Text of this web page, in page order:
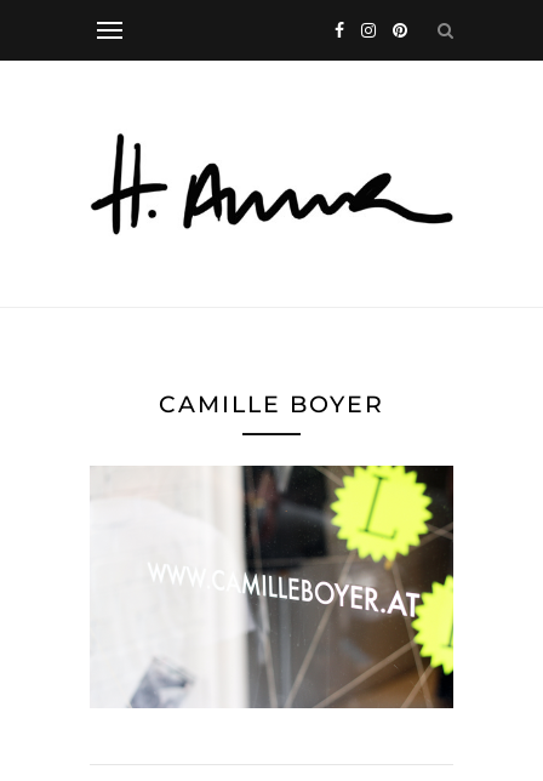
CAMILLE BOYER